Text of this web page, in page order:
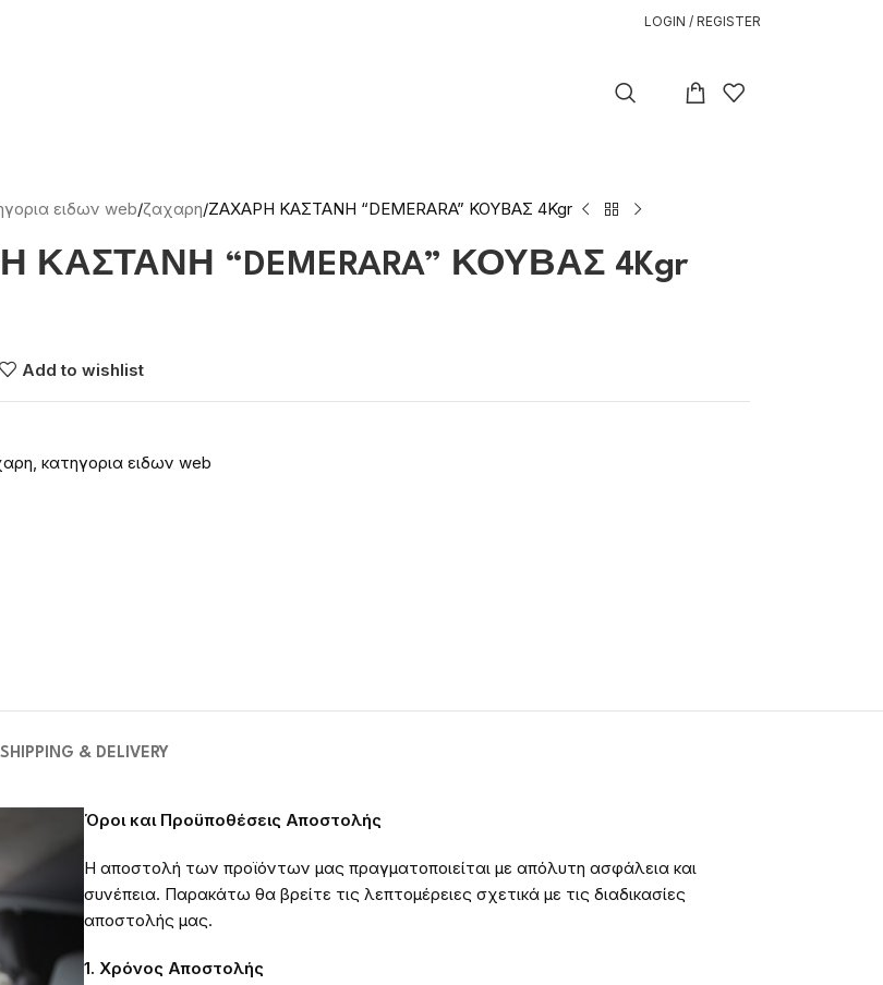
LOGIN / REGISTER
ειδων web ζαχαρη ΖΑΧΑΡΗ ΚΑΣΤΑΝΗ “DEMERARA” ΚΟΥΒΑΣ 4Kgr
ΚΑΣΤΑΝΗ “DEMERARA” ΚΟΥΒΑΣ 4Kgr
Add to wishlist
, κατηγορια ειδων web
SHIPPING & DELIVERY
Όροι και Προϋποθέσεις Αποστολής
Η αποστολή των προϊόντων μας πραγματοποιείται με απόλυτη ασφάλεια και
συνέπεια. Παρακάτω θα βρείτε τις λεπτομέρειες σχετικά με τις διαδικασίες
αποστολής μας.
1. Χρόνος Αποστολής